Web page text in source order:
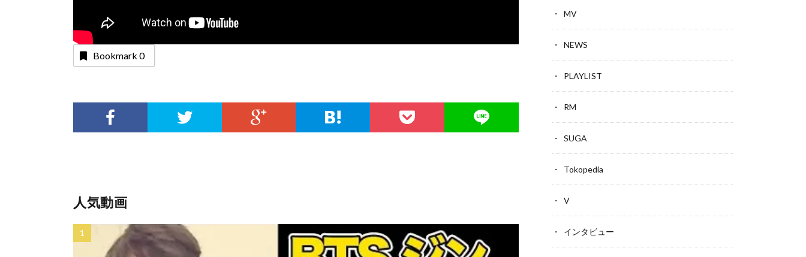
Bookmark 0
人気動画
MV
NEWS
PLAYLIST
RM
SUGA
Tokopedia
V
インタビュー